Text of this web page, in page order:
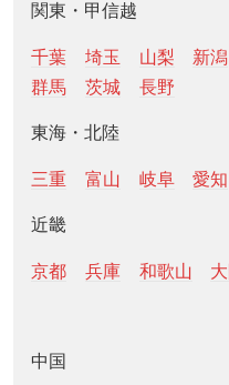
関東・甲信越
千葉 埼玉 山梨 新潟
群馬
茨城 長野
東海・北陸
三重 富山 岐阜 愛知
近畿
京都 兵庫 和歌山
中国